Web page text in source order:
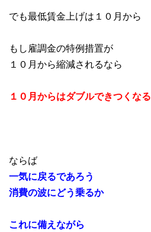
でも最低賃金上げは１０月から
もし雇調金の特例措置が
１０月から縮減されるなら
１０月からはダブルできつくなる
ならば
一気に戻るであろう
消費の波にどう乗るか
これに備えながら